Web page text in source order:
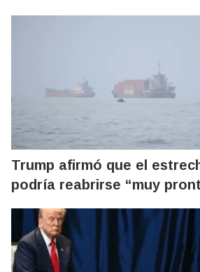
Trump afirmó que el
podría reabrirse “muy